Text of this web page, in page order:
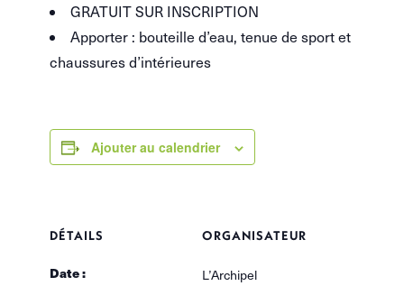
GRATUIT SUR INSCRIPTION
Apporter : bouteille d’eau, tenue de sport et
chaussures d’intérieures
Ajouter au calendrier
DÉTAILS
Date :
ORGANISATEUR
L’Archipel